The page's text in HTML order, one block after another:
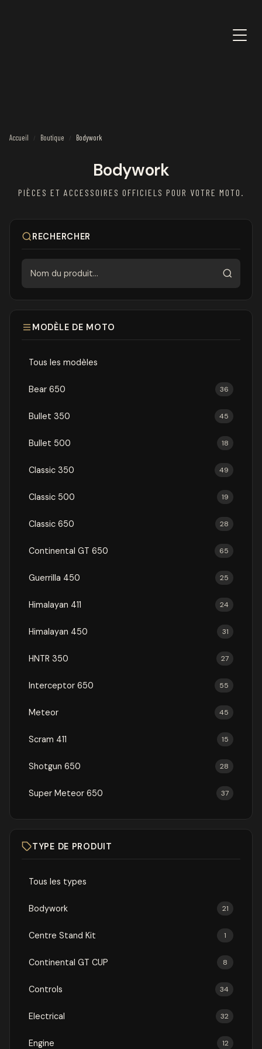
Accueil / Boutique / Bodywork
Bodywork
PIÈCES ET ACCESSOIRES OFFICIELS POUR VOTRE MOTO.
RECHERCHER
MODÈLE DE MOTO
Tous les modèles
Bear 650 36
Bullet 350 45
Bullet 500 18
Classic 350 49
Classic 500 19
Classic 650 28
Continental GT 650 65
Guerrilla 450 25
Himalayan 411 24
Himalayan 450 31
HNTR 350 27
Interceptor 650 55
Meteor 45
Scram 411 15
Shotgun 650 28
Super Meteor 650 37
TYPE DE PRODUIT
Tous les types
Bodywork 21
Centre Stand Kit 1
Continental GT CUP 8
Controls 34
Electrical 32
Engine 12